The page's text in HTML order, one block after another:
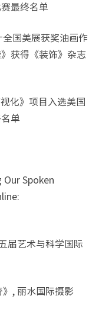
最终名单
国美展获奖油画作
获得《装饰》杂志
化》项目入选美国
单
Our Spoken
届艺术与科学国际
, 丽水国际摄影